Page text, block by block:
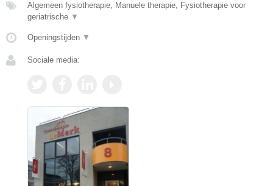
Algemeen fysiotherapie, Manuele therapie, Fysiotherapie voor
geriatrische ▼
Openingstijden ▼
Sociale media: